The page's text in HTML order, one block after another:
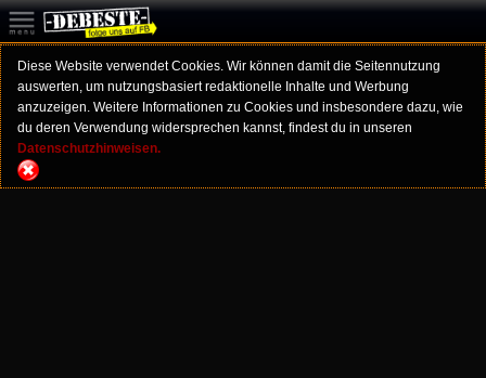
Diese Website verwendet Cookies. Wir können damit die Seitennutzung
auswerten, um nutzungsbasiert redaktionelle Inhalte und Werbung
anzuzeigen. Weitere Informationen zu Cookies und insbesondere dazu, wie
du deren Verwendung widersprechen kannst, findest du in unseren
Datenschutzhinweisen.